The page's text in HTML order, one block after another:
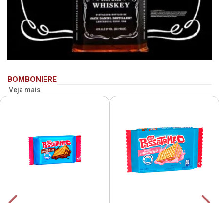
BOMBONIERE
Veja mais